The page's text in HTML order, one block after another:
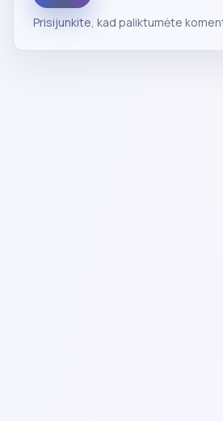
Prisijunkite, kad paliktumėte